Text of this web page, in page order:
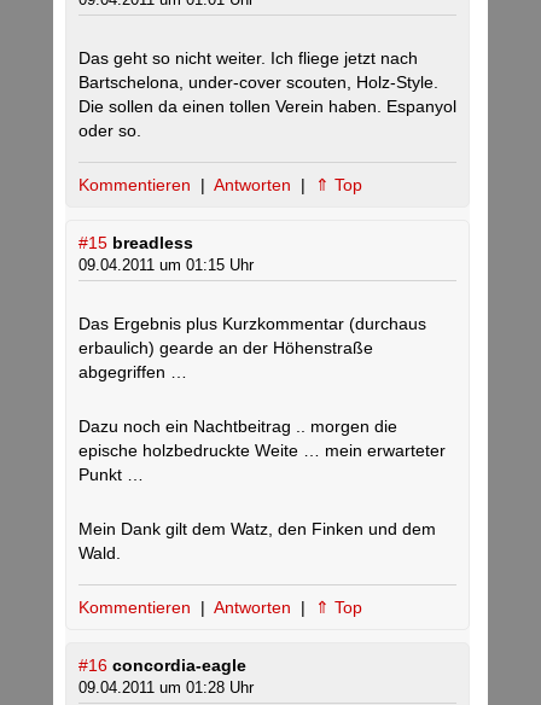
Das geht so nicht weiter. Ich fliege jetzt nach
Bartschelona, under-cover scouten, Holz-Style.
Die sollen da einen tollen Verein haben. Espanyol
oder so.
Kommentieren | Antworten | ⇑ Top
#15 breadless
09.04.2011 um 01:15 Uhr
Das Ergebnis plus Kurzkommentar (durchaus
erbaulich) gearde an der Höhenstraße
abgegriffen …
Dazu noch ein Nachtbeitrag .. morgen die
epische holzbedruckte Weite … mein erwarteter
Punkt …
Mein Dank gilt dem Watz, den Finken und dem
Wald.
Kommentieren | Antworten | ⇑ Top
#16 concordia-eagle
09.04.2011 um 01:28 Uhr